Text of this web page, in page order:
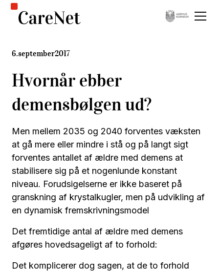
6.september2017
Hvornår ebber
demensbølgen ud?
Men mellem 2035 og 2040 forventes væksten
at gå mere eller mindre i stå og på langt sigt
forventes antallet af ældre med demens at
stabilisere sig på et nogenlunde konstant
niveau. Forudsigelserne er ikke baseret på
granskning af krystalkugler, men på udvikling af
en dynamisk fremskrivningsmodel
Det fremtidige antal af ældre med demens
afgøres hovedsageligt af to forhold:
Det komplicerer dog sagen, at de to forhold